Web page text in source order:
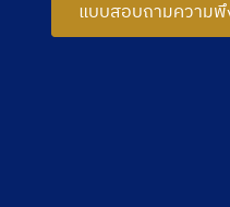
แบบสอบถามความ